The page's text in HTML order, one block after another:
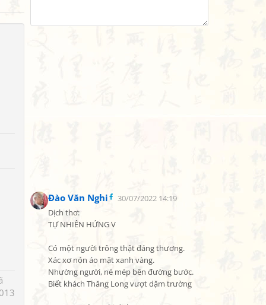
Đào Văn Nghi
30/07/2022 14:19
Dịch thơ:
TỰ NHIÊN HỨNG V
Có một người trông thật đáng thương.
Xác xơ nón áo mặt xanh vàng.
Nhường người, né mép bên đường bước.
Biết khách Thăng Long vượt dặm trường